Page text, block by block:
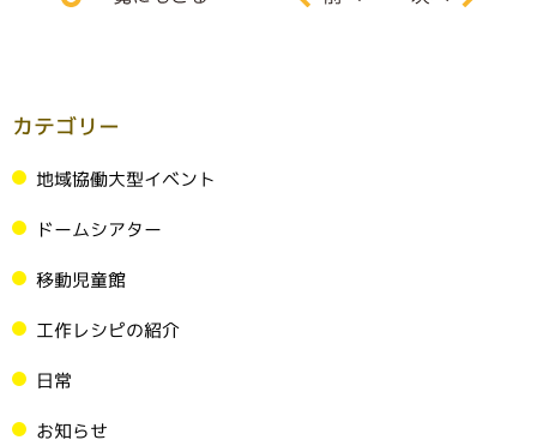
カテゴリー
地域協働大型イベント
ドームシアター
移動児童館
工作レシピの紹介
日常
お知らせ